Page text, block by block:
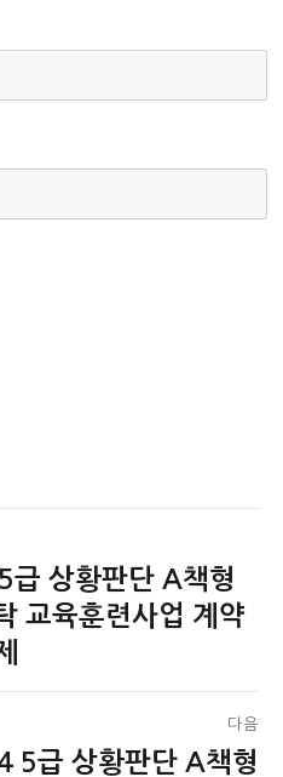
급 상황판단 A책형
교육훈련사업 계약
다음
5급 상황판단 A책형